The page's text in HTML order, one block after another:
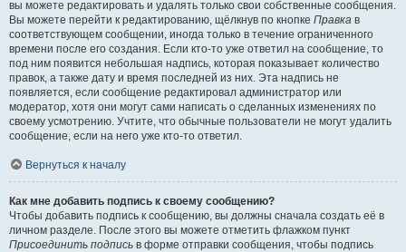
вы можете редактировать и удалять только свои собственные сообщения.
Вы можете перейти к редактированию, щёлкнув по кнопке Правка в
соответствующем сообщении, иногда только в течение ограниченного
времени после его создания. Если кто-то уже ответил на сообщение, то
под ним появится небольшая надпись, которая показывает количество
правок, а также дату и время последней из них. Эта надпись не
появляется, если сообщение редактировал администратор или
модератор, хотя они могут сами написать о сделанных изменениях по
своему усмотрению. Учтите, что обычные пользователи не могут удалить
сообщение, если на него уже кто-то ответил.
Вернуться к началу
Как мне добавить подпись к своему сообщению?
Чтобы добавить подпись к сообщению, вы должны сначала создать её в
личном разделе. После этого вы можете отметить флажком пункт
Присоединить подпись в форме отправки сообщения, чтобы подпись